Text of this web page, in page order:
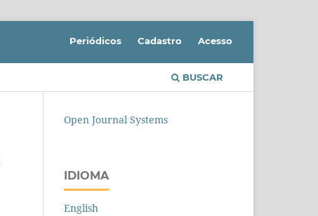
BUSCAR
Periódicos Cadastro Acesso
Open Journal Systems
IDIOMA
English